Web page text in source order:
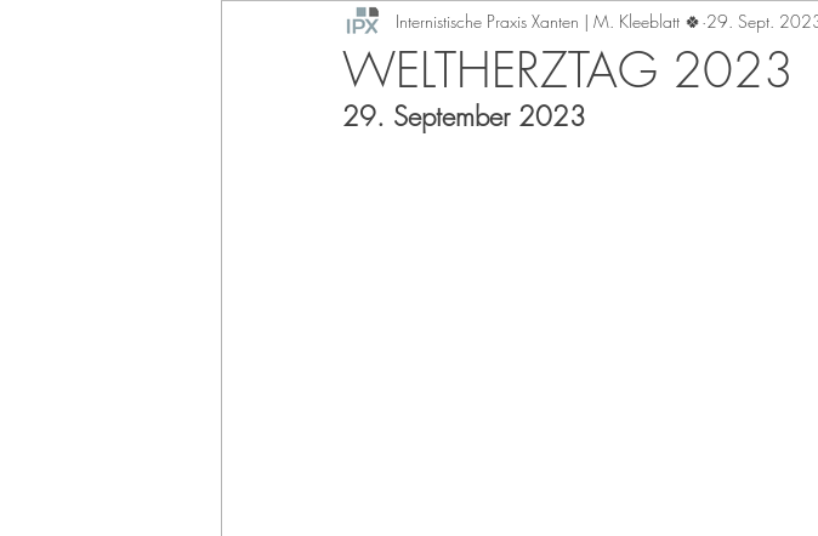
Ihre Gesundheit im Fokus Prävention
WELTHERZTAG 2023
Internistische Praxis Xanten | M. Kleeblatt 🍀 29. Sept.
29. September 2023